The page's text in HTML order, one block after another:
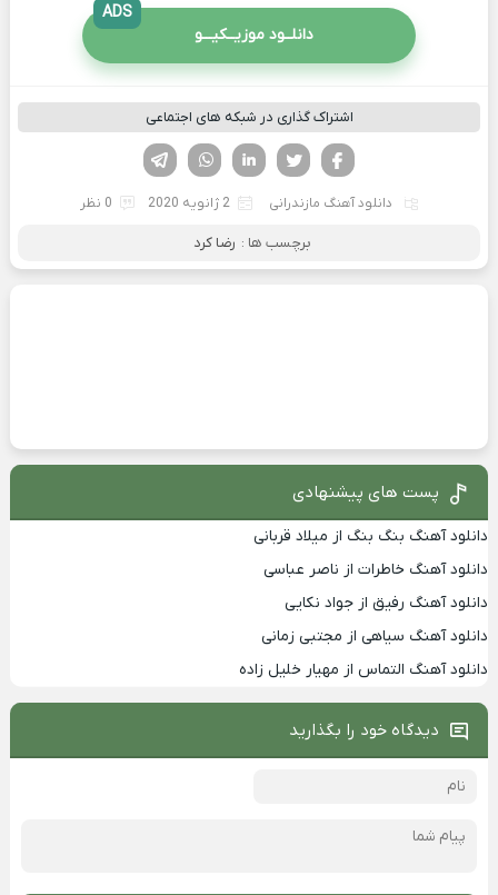
دانلــود موزیــکیـــو
ADS
اشتراک گذاری در شبکه های اجتماعی
لینکدین تویتر
فیسوک
دانلود آهنگ مازندرانی 2 ژانویه 2020 0 نظر
برچسب ها : رضا کرد
پست های پیشنهادی
دانلود آهنگ بنگ بنگ از میلاد قربانی
دانلود آهنگ خاطرات از ناصر عباسی
دانلود آهنگ رفیق از جواد نکایی
دانلود آهنگ سیاهی از مجتبی زمانی
دانلود آهنگ التماس از مهیار خلیل زاده
دیدگاه خود را بگذارید